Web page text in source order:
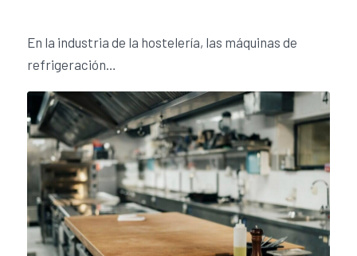
En la industria de la hostelería, las máquinas de
refrigeración…